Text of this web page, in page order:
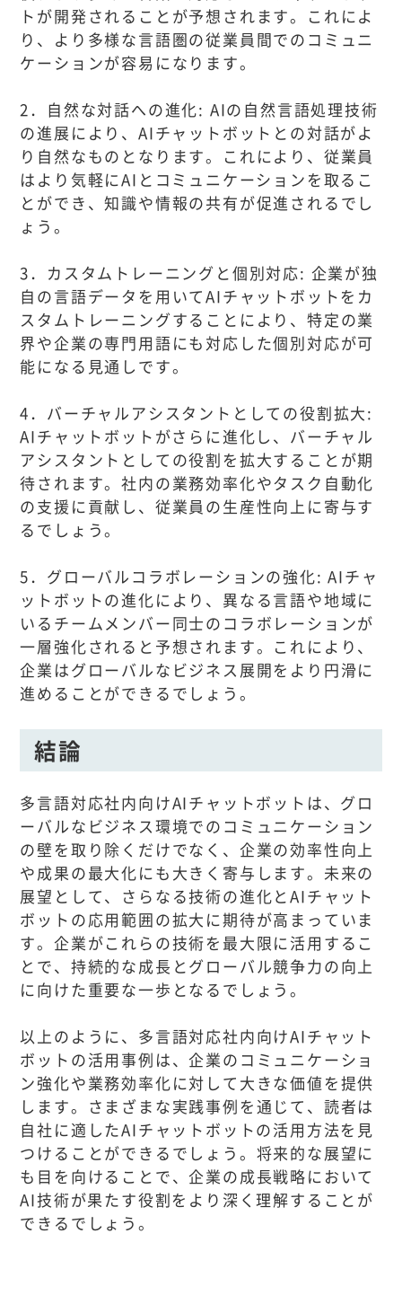
トが開発されることが予想されます。これによ
り、より多様な言語圏の従業員間でのコミュニ
ケーションが容易になります。
2．自然な対話への進化: AIの自然言語処理技術
の進展により、AIチャットボットとの対話がよ
り自然なものとなります。これにより、従業員
はより気軽にAIとコミュニケーションを取るこ
とができ、知識や情報の共有が促進されるでし
ょう。
3．カスタムトレーニングと個別対応: 企業が独
自の言語データを用いてAIチャットボットをカ
スタムトレーニングすることにより、特定の業
界や企業の専門用語にも対応した個別対応が可
能になる見通しです。
4．バーチャルアシスタントとしての役割拡大:
AIチャットボットがさらに進化し、バーチャル
アシスタントとしての役割を拡大することが期
待されます。社内の業務効率化やタスク自動化
の支援に貢献し、従業員の生産性向上に寄与す
るでしょう。
5．グローバルコラボレーションの強化: AIチャ
ットボットの進化により、異なる言語や地域に
いるチームメンバー同士のコラボレーションが
一層強化されると予想されます。これにより、
企業はグローバルなビジネス展開をより円滑に
進めることができるでしょう。
結論
多言語対応社内向けAIチャットボットは、グロ
ーバルなビジネス環境でのコミュニケーション
の壁を取り除くだけでなく、企業の効率性向上
や成果の最大化にも大きく寄与します。未来の
展望として、さらなる技術の進化とAIチャット
ボットの応用範囲の拡大に期待が高まっていま
す。企業がこれらの技術を最大限に活用するこ
とで、持続的な成長とグローバル競争力の向上
に向けた重要な一歩となるでしょう。
以上のように、多言語対応社内向けAIチャット
ボットの活用事例は、企業のコミュニケーショ
ン強化や業務効率化に対して大きな価値を提供
します。さまざまな実践事例を通じて、読者は
自社に適したAIチャットボットの活用方法を見
つけることができるでしょう。将来的な展望に
も目を向けることで、企業の成長戦略において
AI技術が果たす役割をより深く理解することが
できるでしょう。